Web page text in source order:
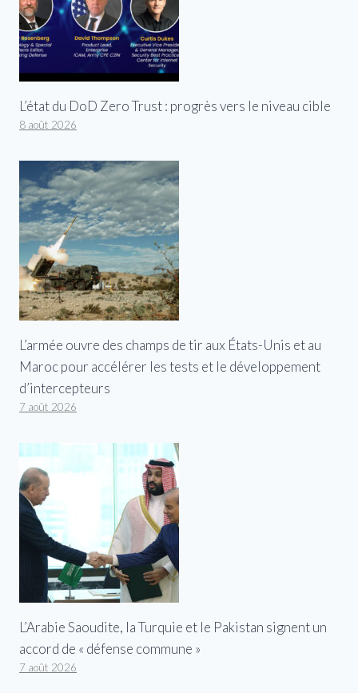
L’état du DoD Zero Trust : progrès vers le niveau cible
8 août 2026
L’armée ouvre des champs de tir aux États-Unis et au
Maroc pour accélérer les tests et le développement
d’intercepteurs
7 août 2026
L’Arabie Saoudite, la Turquie et le Pakistan signent un
accord de « défense commune »
7 août 2026